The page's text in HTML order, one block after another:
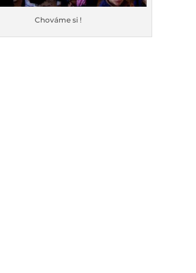
Chováme si !